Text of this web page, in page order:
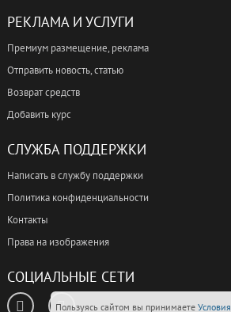
РЕКЛАМА И УСЛУГИ
Премиум размещение, реклама
Отправить новость, статью
Возврат средств
Добавить курс
СЛУЖБА ПОДДЕРЖКИ
Написать в службу поддержки
Политика конфиденциальности
Контакты
Права на изображения
СОЦИАЛЬНЫЕ СЕТИ
Пользуясь сайтом вы принимаете Условия